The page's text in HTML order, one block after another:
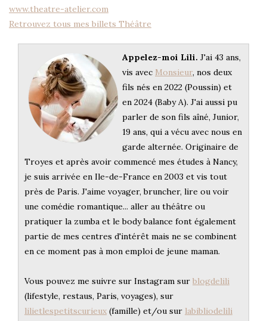
www.theatre-atelier.com
Retrouvez tous mes billets Théâtre
Appelez-moi Lili. J'ai 43 ans,
vis avec Monsieur, nos deux
fils nés en 2022 (Poussin) et
en 2024 (Baby A). J'ai aussi pu
parler de son fils aîné, Junior,
19 ans, qui a vécu avec nous en
garde alternée. Originaire de
Troyes et après avoir commencé mes études à Nancy,
je suis arrivée en Ile-de-France en 2003 et vis tout
près de Paris. J'aime voyager, bruncher, lire ou voir
une comédie romantique... aller au théâtre ou
pratiquer la zumba et le body balance font également
partie de mes centres d'intérêt mais ne se combinent
en ce moment pas à mon emploi de jeune maman.
Vous pouvez me suivre sur Instagram sur blogdelili
(lifestyle, restaus, Paris, voyages), sur
lilietlespetitscurieux (famille) et/ou sur labibliodelili